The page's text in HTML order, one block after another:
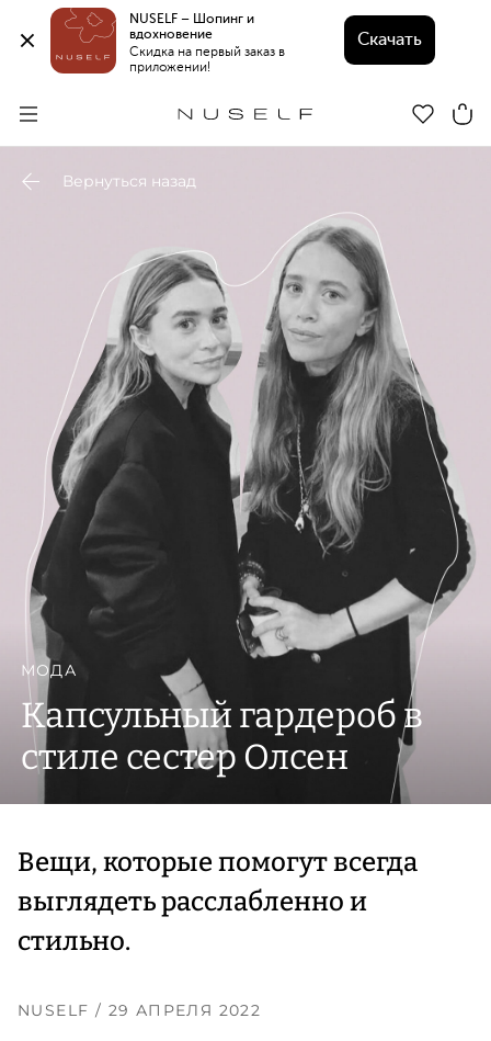
NUSELF – Шопинг и
вдохновение
Скидка на первый заказ в
приложении!
Скачать
Вернуться назад
МОДА
Капсульный гардероб в
стиле сестер Олсен
Вещи, которые помогут всегда
выглядеть расслабленно и
стильно.
NUSELF / 29 АПРЕЛЯ 2022